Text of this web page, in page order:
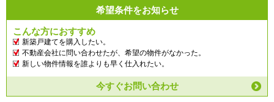
希望条件をお知らせ
こんな方におすすめ
新築戸建てを購入したい。
不動産会社に問い合わせたが、希望の物件がなかった。
新しい物件情報を誰よりも早く仕入れたい。
今すぐお問い合わせ